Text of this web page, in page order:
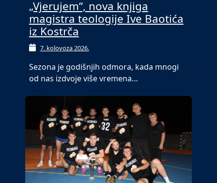
„Vjerujem“, nova knjiga
magistra teologije Ive Baotića
iz Kostrča
7. kolovoza 2026.
Sezona je godišnjih odmora, kada mnogi
od nas izdvoje više vremena…